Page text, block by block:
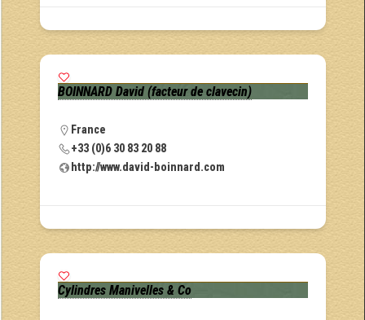
BOINNARD David (facteur de clavecin)
France
+33 (0)6 30 83 20 88
http://www.david-boinnard.com
Cylindres Manivelles & Co